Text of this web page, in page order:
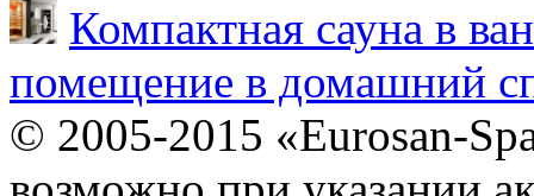
Компактная сауна в
помещение в домашний
© 2005-2015 «Eurosan-